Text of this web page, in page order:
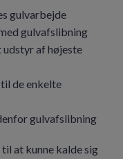
gulvarbejde
gulvafslibning
af højeste
de enkelte
gulvafslibning
at kunne kalde sig